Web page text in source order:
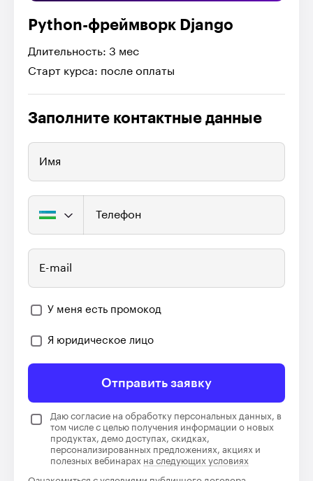
Python-фреймворк Django
Длительность: 3 мес
Старт курса: после оплаты
Заполните контактные данные
Имя
Телефон
E-mail
У меня есть промокод
Я юридическое лицо
Отправить заявку
Даю согласие на обработку персональных данных, в
том числе с целью получения информации о новых
продуктах, демо доступах, скидках,
персонализированных предложениях, акциях и
полезных вебинарах на следующих условиях